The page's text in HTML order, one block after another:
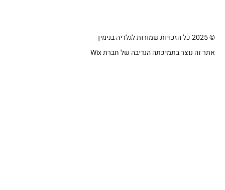
אתר זה נוצר בתמיכתה הנדיבה של חברת Wix
© 2025 כל הזכויות שמורות לגלריה בנימין